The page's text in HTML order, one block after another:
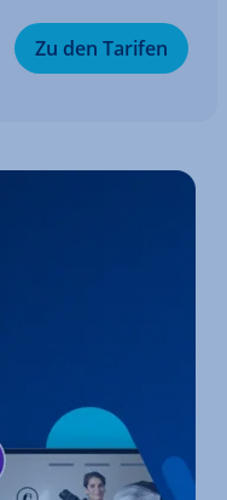
Zu den Tarifen